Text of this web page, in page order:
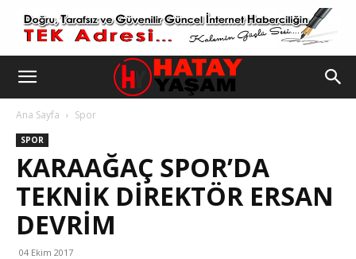
Ana Sayfa Spor
SPOR
KARAAĞAÇ SPOR’DA
TEKNİK DİREKTÖR ERSAN
DEVRİM
04 Ekim 2017